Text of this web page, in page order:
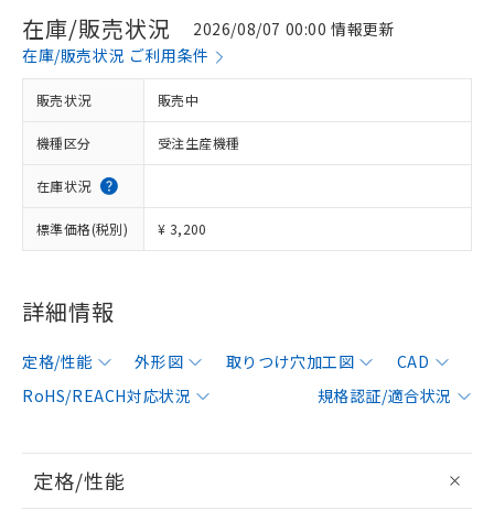
在庫/販売状況
2026/08/07 00:00 情報更新
在庫/販売状況 ご利用条件
販売状況 販売中
機種区分 受注生産機種
在庫状況
標準価格(税別) ¥ 3,200
詳細情報
定格/性能 外形図 取りつけ穴加工図
CAD
RoHS/REACH対応状況
規格認証/適合状況
定格/性能